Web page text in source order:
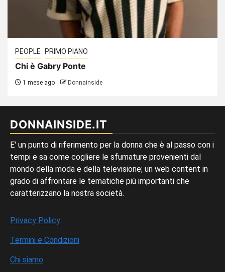
PEOPLE PRIMO PIANO
Chi è Gabry Ponte
1 mese ago Donnainside
DONNAINSIDE.IT
E' un punto di riferimento per la donna che è al passo con i
tempi e sa come cogliere le sfumature provenienti dal
mondo della moda e della televisione; un web content in
grado di affrontare le tematiche più importanti che
caratterizzano la nostra società.
Privacy Policy
Termini e Condizioni
Chi siamo